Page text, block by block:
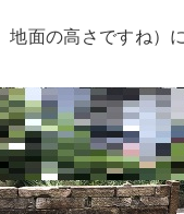
地面の高さですね）